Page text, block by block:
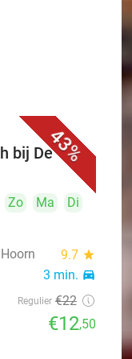
43%
bij De
Zo Ma
Di
9.7 star
3 min. directions_car
Regulier €22
€12,50